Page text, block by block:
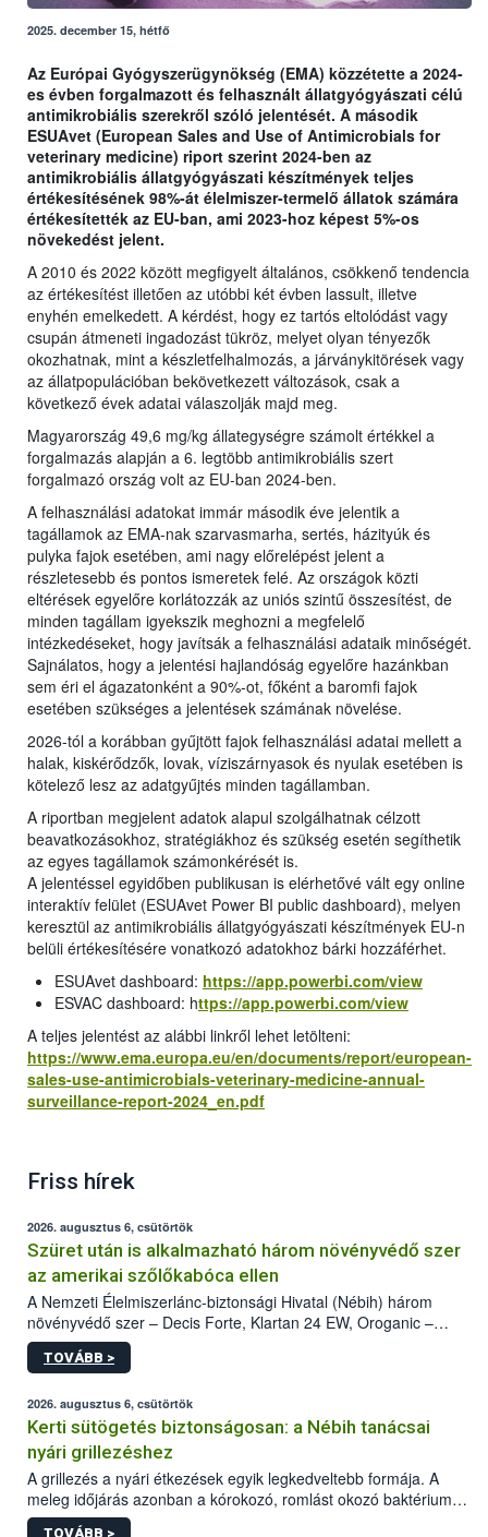
2025. december 15, hétfő
Az Európai Gyógyszerügynökség (EMA) közzétette a 2024-
es évben forgalmazott és felhasznált állatgyógyászati célú
antimikrobiális szerekről szóló jelentését. A második
ESUAvet (European Sales and Use of Antimicrobials for
veterinary medicine) riport szerint 2024-ben az
antimikrobiális állatgyógyászati készítmények teljes
értékesítésének 98%-át élelmiszer-termelő állatok számára
értékesítették az EU-ban, ami 2023-hoz képest 5%-os
növekedést jelent.
A 2010 és 2022 között megfigyelt általános, csökkenő tendencia
az értékesítést illetően az utóbbi két évben lassult, illetve
enyhén emelkedett. A kérdést, hogy ez tartós eltolódást vagy
csupán átmeneti ingadozást tükröz, melyet olyan tényezők
okozhatnak, mint a készletfelhalmozás, a járványkitörések vagy
az állatpopulációban bekövetkezett változások, csak a
következő évek adatai válaszolják majd meg.
Magyarország 49,6 mg/kg állategységre számolt értékkel a
forgalmazás alapján a 6. legtöbb antimikrobiális szert
forgalmazó ország volt az EU-ban 2024-ben.
A felhasználási adatokat immár második éve jelentik a
tagállamok az EMA-nak szarvasmarha, sertés, házityúk és
pulyka fajok esetében, ami nagy előrelépést jelent a
részletesebb és pontos ismeretek felé. Az országok közti
eltérések egyelőre korlátozzák az uniós szintű összesítést, de
minden tagállam igyekszik meghozni a megfelelő
intézkedéseket, hogy javítsák a felhasználási adataik minőségét.
Sajnálatos, hogy a jelentési hajlandóság egyelőre hazánkban
sem éri el ágazatonként a 90%-ot, főként a baromfi fajok
esetében szükséges a jelentések számának növelése.
2026-tól a korábban gyűjtött fajok felhasználási adatai mellett a
halak, kiskérődzők, lovak, víziszárnyasok és nyulak esetében is
kötelező lesz az adatgyűjtés minden tagállamban.
A riportban megjelent adatok alapul szolgálhatnak célzott
beavatkozásokhoz, stratégiákhoz és szükség esetén segíthetik
az egyes tagállamok számonkérését is.
A jelentéssel egyidőben publikusan is elérhetővé vált egy online
interaktív felület (ESUAvet Power BI public dashboard), melyen
keresztül az antimikrobiális állatgyógyászati készítmények EU-n
belüli értékesítésére vonatkozó adatokhoz bárki hozzáférhet.
ESUAvet dashboard: https://app.powerbi.com/view
ESVAC dashboard: https://app.powerbi.com/view
A teljes jelentést az alábbi linkről lehet letölteni:
https://www.ema.europa.eu/en/documents/report/european-
sales-use-antimicrobials-veterinary-medicine-annual-
surveillance-report-2024_en.pdf
Friss hírek
2026. augusztus 6, csütörtök
Szüret után is alkalmazható három növényvédő szer
az amerikai szőlőkabóca ellen
A Nemzeti Élelmiszerlánc-biztonsági Hivatal (Nébih) három
növényvédő szer – Decis Forte, Klartan 24 EW, Oroganic –
engedélyokiratát módosította, így azok a szüretet követően,
egészen a vesszőérettség (BBCH 91) stádiumáig
érésű szőlőkben is legyen lehetőség a károsító elleni további
védekezésre. Az Oroganic készítmény kis kiszerelésben kiskerti
felhasználók számára is elérhető és ökológiai termesztésben is
engedélyezett.
TOVÁBB >
2026. augusztus 6, csütörtök
Kerti sütögetés biztonságosan: a Nébih tanácsai
nyári grillezéshez
A grillezés a nyári étkezések egyik legkedveltebb formája. A
meleg időjárás azonban a kórokozó, romlást okozó baktériumok
gyorsabb szaporodásának is kedvez. A szabadtéri sütögetés
TOVÁBB >